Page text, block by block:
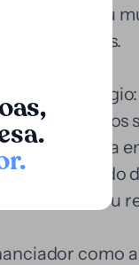
.
ou
significativos.
o
valioso para
enfrentando
ou
como